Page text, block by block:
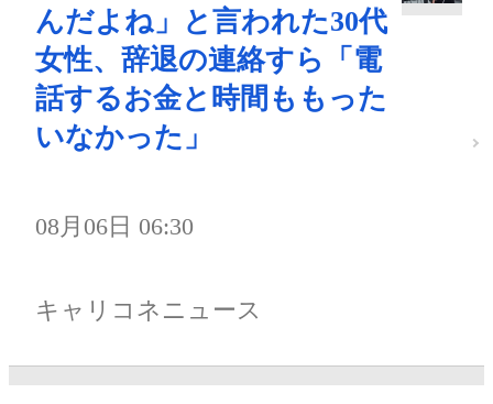
んだよね」と言われた30代
女性、辞退の連絡すら「電
話するお金と時間ももった
いなかった」
08月06日 06:30
キャリコネニュース